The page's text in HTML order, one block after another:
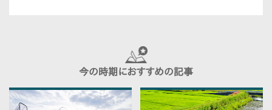
今の時期におすすめの記事